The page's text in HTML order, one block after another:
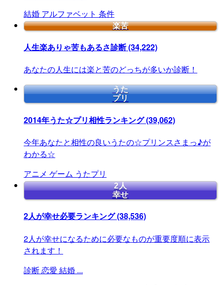
結婚 アルファベット 条件
楽苦
人生楽ありゃ苦もあるさ診断(34,222)
あなたの人生には楽と苦のどっちが多いか診断！
うた
プリ
2014年うた☆プリ相性ランキング(39,062)
今年あなたと相性の良いうたの☆プリンスさまっ♪が
わかる☆
アニメ ゲーム うたプリ
2人
幸せ
2人が幸せ必要ランキング(38,536)
2人が幸せになるために必要なものが重要度順に表示
されます！
診断恋愛 結婚 ...